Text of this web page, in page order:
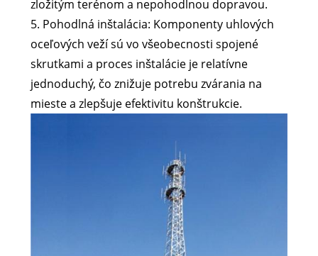
zložitým terénom a nepohodlnou dopravou.
5. Pohodlná inštalácia: Komponenty uhlových
oceľových veží sú vo všeobecnosti spojené
skrutkami a proces inštalácie je relatívne
jednoduchý, čo znižuje potrebu zvárania na
mieste a zlepšuje efektivitu konštrukcie.